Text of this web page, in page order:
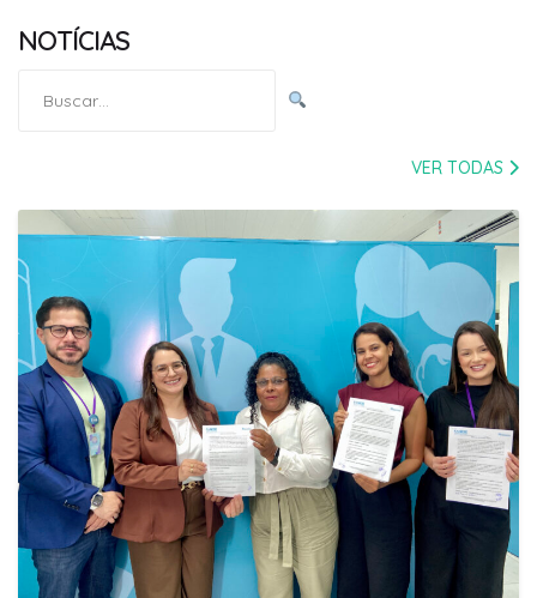
NOTÍCIAS
por:
VER TODAS